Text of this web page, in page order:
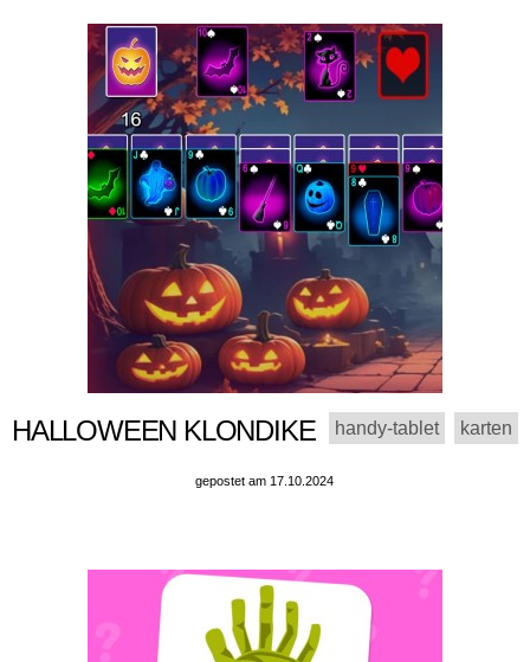
HALLOWEEN KLONDIKE handy-tablet karten
gepostet am 17.10.2024